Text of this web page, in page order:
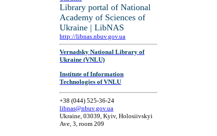
Library portal of National
Academy of Sciences of
Ukraine | LibNAS
http://libnas.nbuv.gov.ua
Vernadsky National Library of
Ukraine (VNLU)
Institute of Information
Technologies of VNLU
+38 (044) 525-36-24
libnas@nbuv.gov.ua
Ukraine, 03039, Kyiv, Holosiivskyi
Ave, 3, room 209